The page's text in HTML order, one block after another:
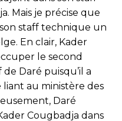
Mais je précise que
staff technique un
En clair, Kader
le second
Daré puisqu’il a
au ministère des
Daré
Cougbadja dans